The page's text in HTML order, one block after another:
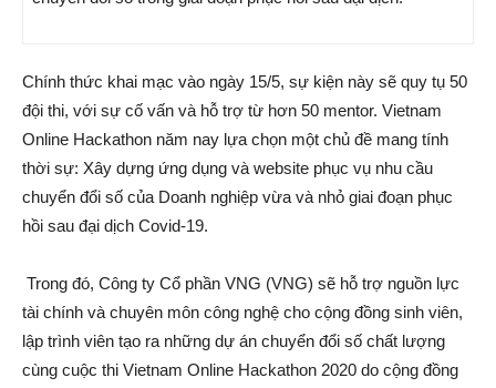
Chính thức khai mạc vào ngày 15/5, sự kiện này sẽ quy tụ 50
đội thi, với sự cố vấn và hỗ trợ từ hơn 50 mentor. Vietnam
Online Hackathon năm nay lựa chọn một chủ đề mang tính
thời sự: Xây dựng ứng dụng và website phục vụ nhu cầu
chuyển đổi số của Doanh nghiệp vừa và nhỏ giai đoạn phục
hồi sau đại dịch Covid-19.
Trong đó, Công ty Cổ phần VNG (VNG) sẽ hỗ trợ nguồn lực
tài chính và chuyên môn công nghệ cho cộng đồng sinh viên,
lập trình viên tạo ra những dự án chuyển đổi số chất lượng
cùng cuộc thi Vietnam Online Hackathon 2020 do cộng đồng